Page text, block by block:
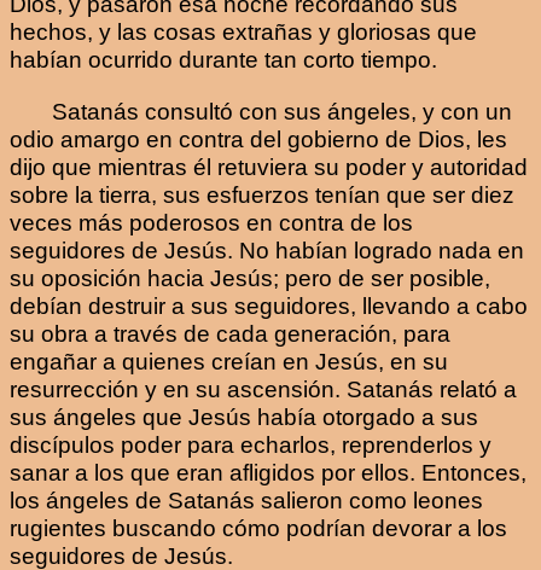
hechos, y las cosas extrañas y gloriosas que
habían ocurrido durante tan corto tiempo.
Satanás consultó con sus ángeles, y con un
odio amargo en contra del gobierno de Dios, les
dijo que mientras él retuviera su poder y autoridad
sobre la tierra, sus esfuerzos tenían que ser diez
veces más poderosos en contra de los
seguidores de Jesús. No habían logrado nada en
su oposición hacia Jesús; pero de ser posible,
debían destruir a sus seguidores, llevando a cabo
su obra a través de cada generación, para
engañar a quienes creían en Jesús, en su
resurrección y en su ascensión. Satanás relató a
sus ángeles que Jesús había otorgado a sus
discípulos poder para echarlos, reprenderlos y
sanar a los que eran afligidos por ellos. Entonces,
los ángeles de Satanás salieron como leones
rugientes buscando cómo podrían devorar a los
seguidores de Jesús.